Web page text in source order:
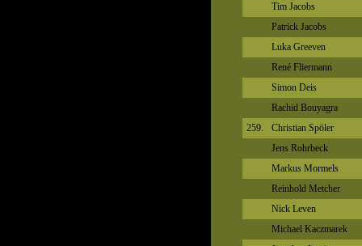
Tim Jacobs
Patrick Jacobs
Luka Greeven
René Fliermann
Simon Deis
Rachid Bouyagra
259.
Christian Spöler
Jens Rohrbeck
Markus Mormels
Reinhold Metcher
Nick Leven
Michael Kaczmarek